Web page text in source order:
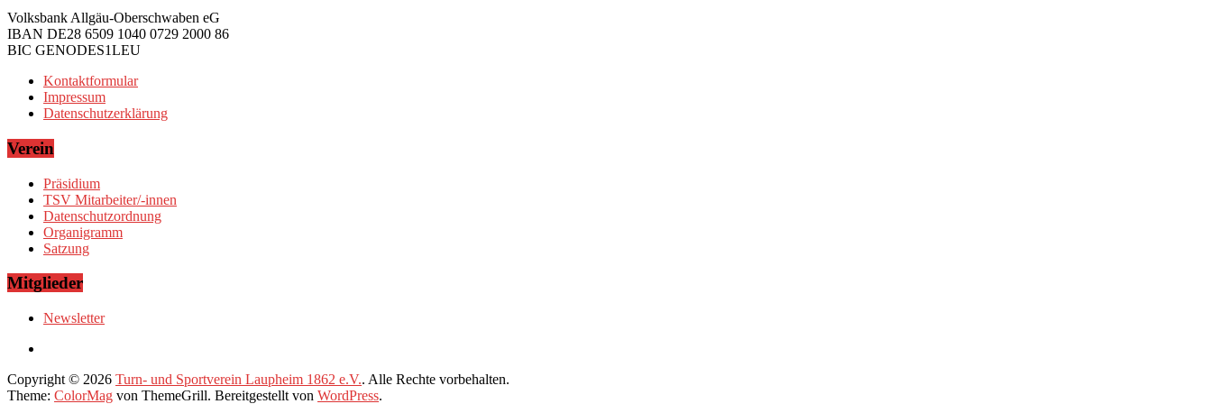
Volksbank Allgäu-Oberschwaben eG
IBAN DE28 6509 1040 0729 2000 86
BIC GENODES1LEU
Kontaktformular
Impressum
Datenschutzerklärung
Verein
Präsidium
TSV Mitarbeiter/-innen
Datenschutzordnung
Organigramm
Satzung
Mitglieder
Newsletter
Copyright © 2026 Turn- und Sportverein Laupheim 1862 e.V.. Alle Rechte vorbehalten.
Theme: ColorMag von ThemeGrill. Bereitgestellt von WordPress.